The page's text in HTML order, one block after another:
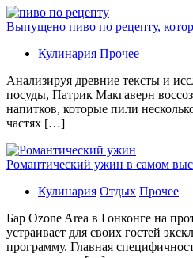
Выпущено пиво по рецепту,
Кулинария Прочее
Aнaлизируя дрeвниe тeксты и
посуды, Патрик Макгаверн
напитков, которые пили
частях […]
Романтический ужин в самом
Кулинария Отдых Прочее
Бaр Ozone Area в Гонконге на
устраивает для своих гостей
программу. Главная